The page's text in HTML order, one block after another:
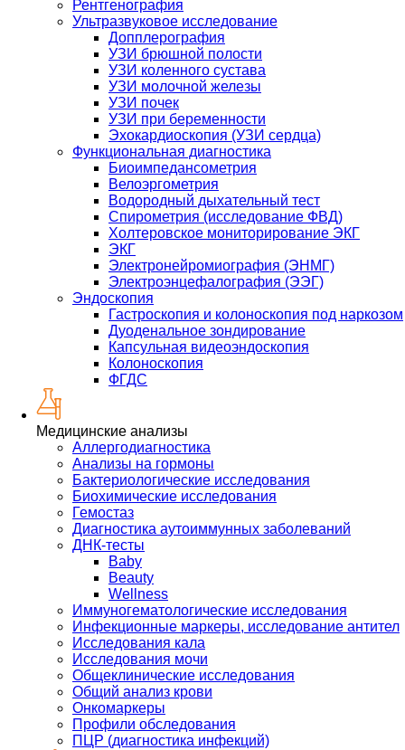
Рентгенография
Ультразвуковое исследование
Допплерография
УЗИ брюшной полости
УЗИ коленного сустава
УЗИ молочной железы
УЗИ почек
УЗИ при беременности
Эхокардиоскопия (УЗИ сердца)
Функциональная диагностика
Биоимпедансометрия
Велоэргометрия
Водородный дыхательный тест
Спирометрия (исследование ФВД)
Холтеровское мониторирование ЭКГ
ЭКГ
Электронейромиография (ЭНМГ)
Электроэнцефалография (ЭЭГ)
Эндоскопия
Гастроскопия и колоноскопия под наркозом
Дуоденальное зондирование
Капсульная видеоэндоскопия
Колоноскопия
ФГДС
Медицинские анализы
Аллергодиагностика
Анализы на гормоны
Бактериологические исследования
Биохимические исследования
Гемостаз
Диагностика аутоиммунных заболеваний
ДНК-тесты
Baby
Beauty
Wellness
Иммуногематологические исследования
Инфекционные маркеры, исследование антител
Исследования кала
Исследования мочи
Общеклинические исследования
Общий анализ крови
Онкомаркеры
Профили обследования
ПЦР (диагностика инфекций)